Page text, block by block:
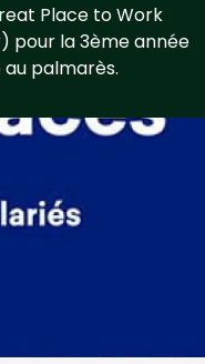
Place to Work
pour la 3ème année
au palmarès.